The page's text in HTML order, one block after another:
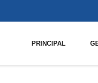
PRINCIPAL